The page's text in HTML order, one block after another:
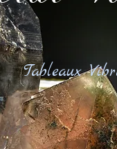
Tableaux